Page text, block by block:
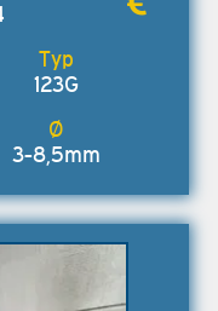
123G
3-8,5mm